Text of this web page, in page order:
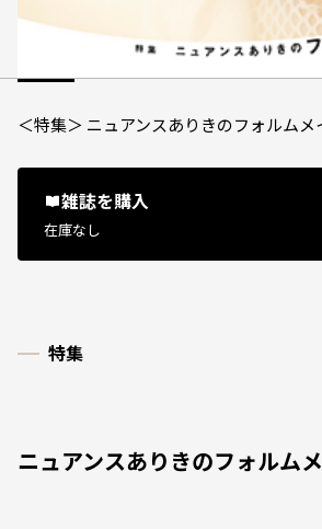
＜特集＞ ニュアンスありきのフォルムメ
雑誌を購入
在庫なし
特集
ニュアンスありきのフォルム